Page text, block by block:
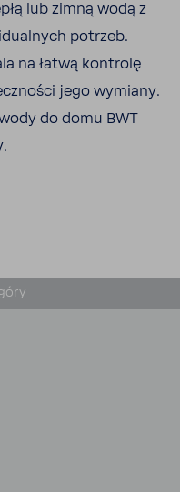
lub zimną wodą z
potrzeb.
na łatwą kontrolę
jego wymiany.
do domu BWT